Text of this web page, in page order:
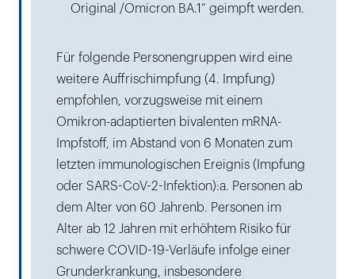
Original /Omicron BA.1“ geimpft werden.
Für folgende Personengruppen wird eine
weitere Auffrischimpfung (4. Impfung)
empfohlen, vorzugsweise mit einem
Omikron-adaptierten bivalenten mRNA-
Impfstoff, im Abstand von 6 Monaten zum
letzten immunologischen Ereignis (Impfung
oder SARS-CoV-2-Infektion):a. Personen ab
dem Alter von 60 Jahrenb. Personen im
Alter ab 12 Jahren mit erhöhtem Risiko für
schwere COVID-19-Verläufe infolge einer
Grunderkrankung, insbesondere